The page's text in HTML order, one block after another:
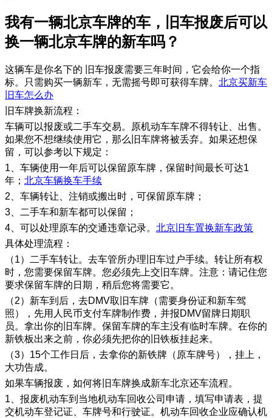
​我有一辆北京车牌的车，旧车报废后可以
换一辆北京车牌的新车吗？
这辆车是你名下的 旧车报废需要三年时间，它会给你一个指
标。只需购买一辆新车，无需摇号即可获得车牌。 北京买新车
旧车怎么办
旧车牌换新流程：
车辆可以报废或二手车交易。原机动车车牌不得转让、出售。
如果您不想继续使用它，那么旧车牌将被丢弃。如果还想保
留，可以参考以下规定：
1、车辆使用一年后可以保留原车牌，保留时间最长可达1
年； 北京车辆换车手续
2、车辆转让、注销或搬出时，可保留原车牌；
3、二手车和新车都可以保留；
4、可以处理原车的交通违章记录。 北京旧车置换新车政策
具体处理流程：
（1）二手车转让。去车管所办理旧车过户手续。转让所有权
时，您需要保留车牌。您必须先上交旧车牌。注意：请记住您
要求保留车牌的日期，稍后您将需要它。
（2）新车到后，去DMV取旧车牌（需要身份证和新车驾
照），先用人民币支付车牌制作费，并报DMV留牌日期职
员。拿出你的旧车牌。保留车牌的车主没有临时车牌。在你的
新铁板出来之前，你必须先把你的旧铁板挂起来。
（3）15个工作日后，去拿你的新铁牌（原车牌号），挂上，
大功告成。
如果车辆报废，如何将旧车牌换成新车北京还车流程。
1、报废机动车到当地机动车回收公司申请，填写申请表，提
交机动车登记证、车牌号和行驶证。机动车回收企业应确认机